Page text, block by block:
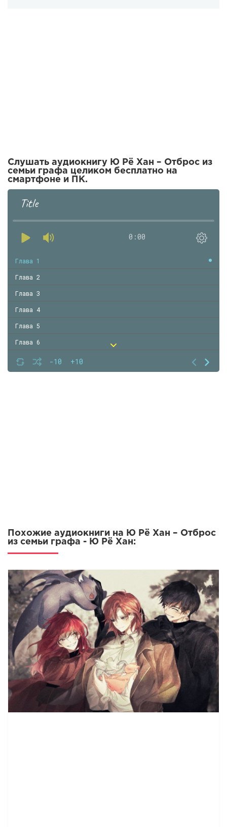
Слушать аудиокнигу Ю Рё Хан – Отброс из
семьи графа целиком бесплатно на
смартфоне и ПК.
Title
0:00
-10 +10
Глава 1
Глава 2
Глава 3
Глава 4
Глава 5
Глава 6
Глава 7
Глава 8
Глава 18
Глава 19
Глава 20
Похожие аудиокниги на Ю Рё Хан – Отброс
из семьи графа - Ю Рё Хан: